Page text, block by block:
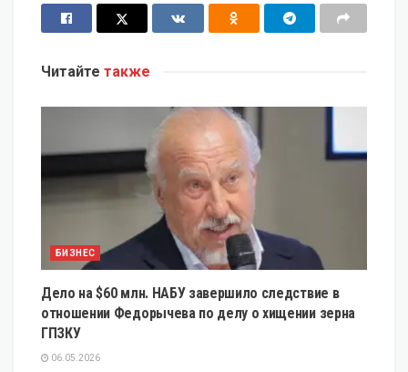
Читайте также
БИЗНЕС
Дело на $60 млн. НАБУ завершило следствие в
отношении Федорычева по делу о хищении зерна
ГПЗКУ
06.05.2026